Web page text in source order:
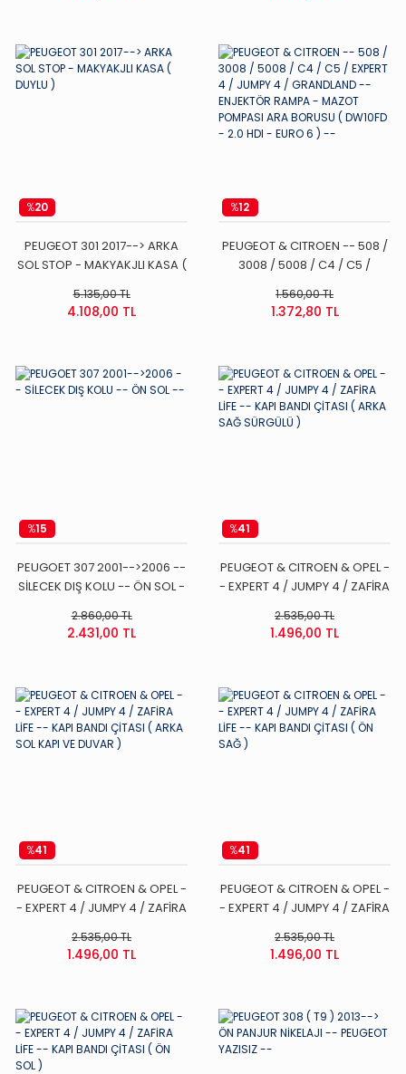
%20
PEUGEOT 301 2017--> ARKA
SOL STOP - MAKYAKJLI KASA (
5.135,00 TL
4.108,00 TL
%12
PEUGEOT & CITROEN -- 508 /
3008 / 5008 / C4 / C5 /
GRANDLAND -- ENJEKTÖR
RAMPA - MAZOT POMPASI
1.560,00 TL
1.372,80 TL
%15
PEUGOET 307 2001-->2006 --
SİLECEK DIŞ KOLU -- ÖN SOL -
2.860,00 TL
2.431,00 TL
%41
PEUGEOT & CITROEN & OPEL -
- EXPERT 4 / JUMPY 4 / ZAFİRA
ARKA SAĞ SÜRGÜLÜ )
2.535,00 TL
1.496,00 TL
%41
PEUGEOT & CITROEN & OPEL -
- EXPERT 4 / JUMPY 4 / ZAFİRA
ARKA SOL KAPI VE DUVAR )
2.535,00 TL
1.496,00 TL
%41
PEUGEOT & CITROEN & OPEL -
- EXPERT 4 / JUMPY 4 / ZAFİRA
SAĞ )
2.535,00 TL
1.496,00 TL